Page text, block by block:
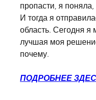
пропасти, я
И тогда я
область. Сегодня я
лучшая моя
почему.
ПОДРОБНЕЕ